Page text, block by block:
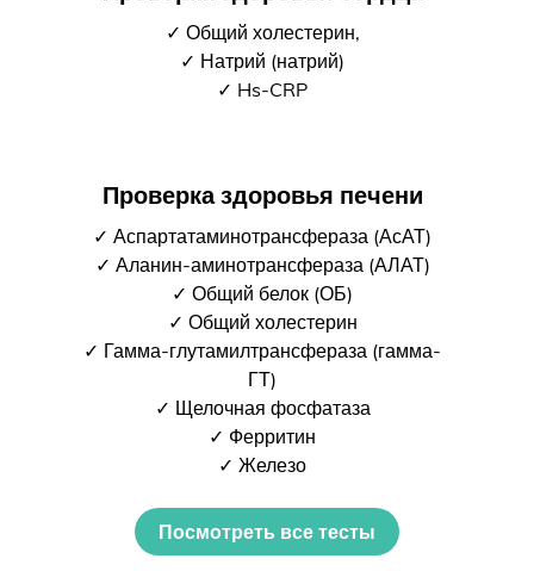
✓ Общий холестерин,
✓ Натрий (натрий)
✓ Hs-CRP
Проверка здоровья печени
✓ Аспартатаминотрансфераза (АсАТ)
✓ Аланин-аминотрансфераза (АЛАТ)
✓ Общий белок (ОБ)
✓ Общий холестерин
✓ Гамма-глутамилтрансфераза (гамма-
ГТ)
✓ Щелочная фосфатаза
✓ Ферритин
✓ Железо
Посмотреть все тесты